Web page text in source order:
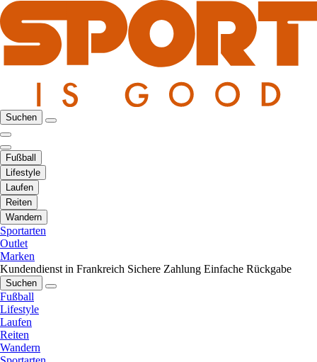
Suchen
Fußball
Lifestyle
Laufen
Reiten
Wandern
Sportarten
Outlet
Marken
Kundendienst in Frankreich Sichere Zahlung Einfache Rückgabe
Suchen
Fußball
Lifestyle
Laufen
Reiten
Wandern